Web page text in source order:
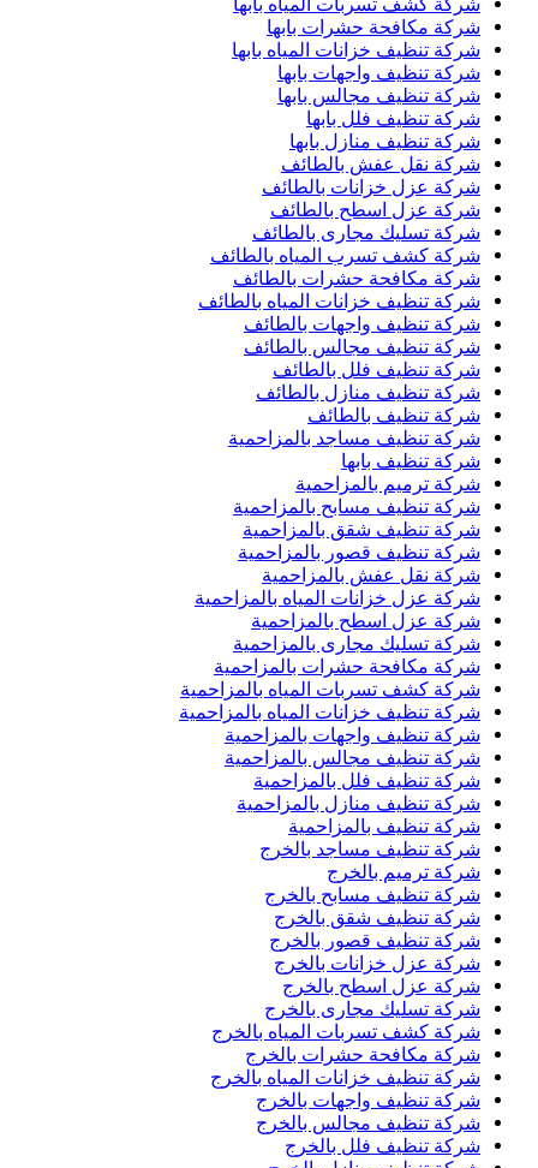
شركة مكافحة حشرات بابها
شركة تنظيف خزانات المياه بابها
شركة تنظيف واجهات بابها
شركة تنظيف مجالس بابها
شركة تنظيف فلل بابها
شركة تنظيف منازل بابها
شركة نقل عفش بالطائف
شركة عزل خزانات بالطائف
شركة عزل اسطح بالطائف
شركة تسليك مجارى بالطائف
شركة كشف تسرب المياه بالطائف
شركة مكافحة حشرات بالطائف
شركة تنظيف خزانات المياه بالطائف
شركة تنظيف واجهات بالطائف
شركة تنظيف مجالس بالطائف
شركة تنظيف فلل بالطائف
شركة تنظيف منازل بالطائف
شركة تنظيف بالطائف
شركة تنظيف مساجد بالمزاحمية
شركة تنظيف بابها
شركة ترميم بالمزاحمية
شركة تنظيف مسابح بالمزاحمية
شركة تنظيف شقق بالمزاحمية
شركة تنظيف قصور بالمزاحمية
شركة نقل عفش بالمزاحمية
شركة عزل خزانات المياه بالمزاحمية
شركة عزل اسطح بالمزاحمية
شركة تسليك مجارى بالمزاحمية
شركة مكافحة حشرات بالمزاحمية
شركة كشف تسربات المياه بالمزاحمية
شركة تنظيف خزانات المياه بالمزاحمية
شركة تنظيف واجهات بالمزاحمية
شركة تنظيف مجالس بالمزاحمية
شركة تنظيف فلل بالمزاحمية
شركة تنظيف منازل بالمزاحمية
شركة تنظيف بالمزاحمية
شركة تنظيف مساجد بالخرج
شركة ترميم بالخرج
شركة تنظيف مسابح بالخرج
شركة تنظيف شقق بالخرج
شركة تنظيف قصور بالخرج
شركة عزل خزانات بالخرج
شركة عزل اسطح بالخرج
شركة تسليك مجارى بالخرج
شركة كشف تسربات المياه بالخرج
شركة مكافحة حشرات بالخرج
شركة تنظيف خزانات المياه بالخرج
شركة تنظيف واجهات بالخرج
شركة تنظيف مجالس بالخرج
شركة تنظيف فلل بالخرج